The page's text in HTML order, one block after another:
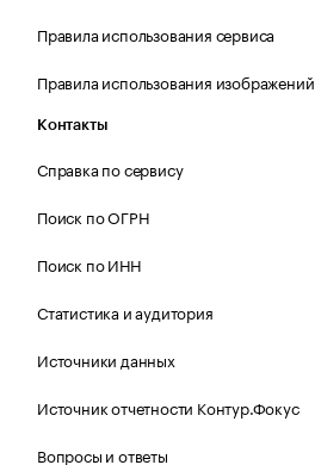
Правила использования сервиса
Правила использования изображений
Контакты
Справка по сервису
Поиск по ОГРН
Поиск по ИНН
Статистика и аудитория
Источники данных
Источник отчетности Контур.Фокус
Вопросы и ответы